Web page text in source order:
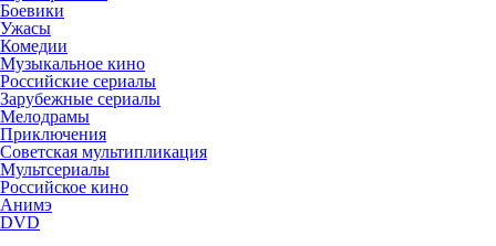
Боевики
Ужасы
Комедии
Музыкальное кино
Российские сериалы
Зарубежные сериалы
Мелодрамы
Приключения
Советская мультипликация
Мультсериалы
Российское кино
Анимэ
DVD